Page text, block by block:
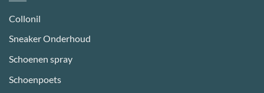
Collonil
Sneaker Onderhoud
Schoenen spray
Schoenpoets